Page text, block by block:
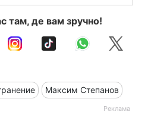
там, де вам зручно!
Максим Степанов